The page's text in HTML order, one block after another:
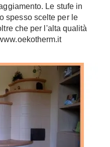
Cura della casa
Pulizia
Detergenti
Aspirapolvere
Lavapavimenti
Progetti
Progetto
Le stufe in
spesso scelte per le
che per l'alta qualità